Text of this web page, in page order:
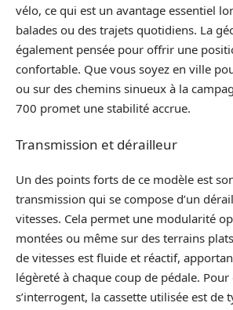
vélo, ce qui est un avantage essentiel
balades ou des trajets quotidiens. La
également pensée pour offrir une
confortable. Que vous soyez en ville
ou sur des chemins sinueux à la
700 promet une stabilité accrue.
Transmission et dérailleur
Un des points forts de ce modèle est
transmission qui se compose d’un
vitesses. Cela permet une modularité
montées ou même sur des terrains
de vitesses est fluide et réactif,
légèreté à chaque coup de pédale. Pour
s’interrogent, la cassette utilisée est de